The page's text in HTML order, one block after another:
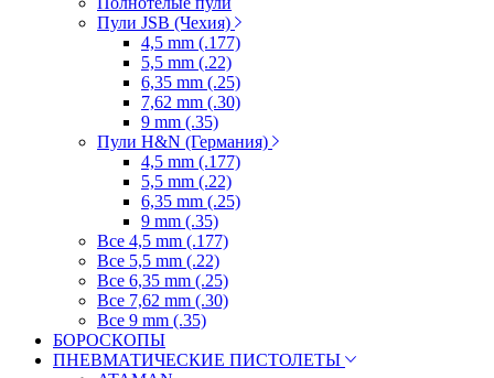
Пули JSB (Чехия)
4,5 mm (.177)
5,5 mm (.22)
6,35 mm (.25)
7,62 mm (.30)
9 mm (.35)
Пули H&N (Германия)
4,5 mm (.177)
5,5 mm (.22)
6,35 mm (.25)
9 mm (.35)
Все 4,5 mm (.177)
Все 5,5 mm (.22)
Все 6,35 mm (.25)
Все 7,62 mm (.30)
Все 9 mm (.35)
БОРОСКОПЫ
ПНЕВМАТИЧЕСКИЕ ПИСТОЛЕТЫ